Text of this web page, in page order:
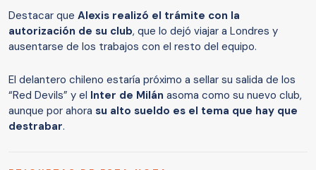
Destacar que Alexis realizó el trámite con la
autorización de su club, que lo dejó viajar a Londres y
ausentarse de los trabajos con el resto del equipo.
El delantero chileno estaría próximo a sellar su salida de los
“Red Devils” y el Inter de Milán asoma como su nuevo club,
aunque por ahora su alto sueldo es el tema que hay que
destrabar.